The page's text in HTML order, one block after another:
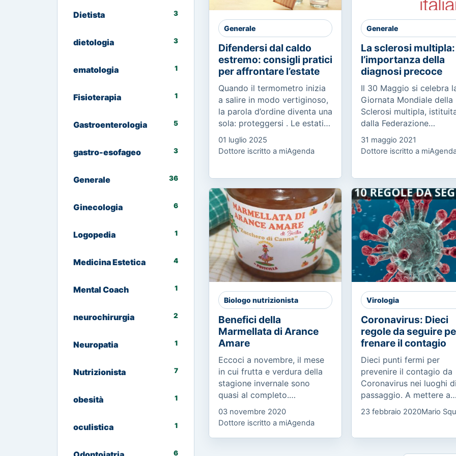
Dietista 3
dietologia 3
ematologia 1
Fisioterapia 1
Gastroenterologia 5
gastro-esofageo 3
Generale 36
Ginecologia 6
Logopedia 1
Medicina Estetica 4
Mental Coach 1
neurochirurgia 2
Neuropatia 1
Nutrizionista 7
obesità 1
oculistica 1
6
Generale
Difendersi dal caldo
estremo: consigli pratici
per affrontare l’estate
Quando il termometro inizia
a salire in modo vertiginoso,
la parola d’ordine diventa una
sola: proteggersi . Le estati
di oggi non sono più quelle
di una volta. Le ondate di
01 luglio 2025
Dottore iscritto a miAgenda
Generale
La sclerosi multipla:
l’importanza della
diagnosi precoce
Il 30 Maggio si celebra
Giornata Mondiale della
Sclerosi multipla,
dalla Federazione
Internazionale SM, in 70
Paesi e promossa in
dall’AISM (Associazione
31 maggio 2021
Dottore iscritto a
Biologo nutrizionista
Benefici della
Marmellata di Arance
Amare
Eccoci a novembre, il mese
in cui frutta e verdura della
stagione invernale sono
quasi al completo.
Conoscete l’arancia amara
Essa proviene dall’albero
Citrus x Aurantium o
03 novembre 2020
Dottore iscritto a miAgenda
Virologia
Coronavirus: Dieci
regole da seguire
frenare il contagio
Dieci punti fermi per
prevenire il contagio da
Coronavirus nei luoghi
passaggio. A mettere a
punto il manifesto, che
raccolto l’adesione degli
23 febbraio 2020Mario